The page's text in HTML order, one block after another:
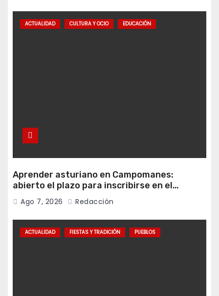
ACTUALIDAD CULTURA Y OCIO EDUCACIÓN
Aprender asturiano en Campomanes:
abierto el plazo para inscribirse en el
programa Falamos
Ago 7, 2026 Redacción
ACTUALIDAD FIESTAS Y TRADICIÓN PUEBLOS